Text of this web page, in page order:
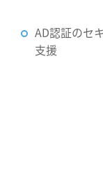
AD認証のセ
支援